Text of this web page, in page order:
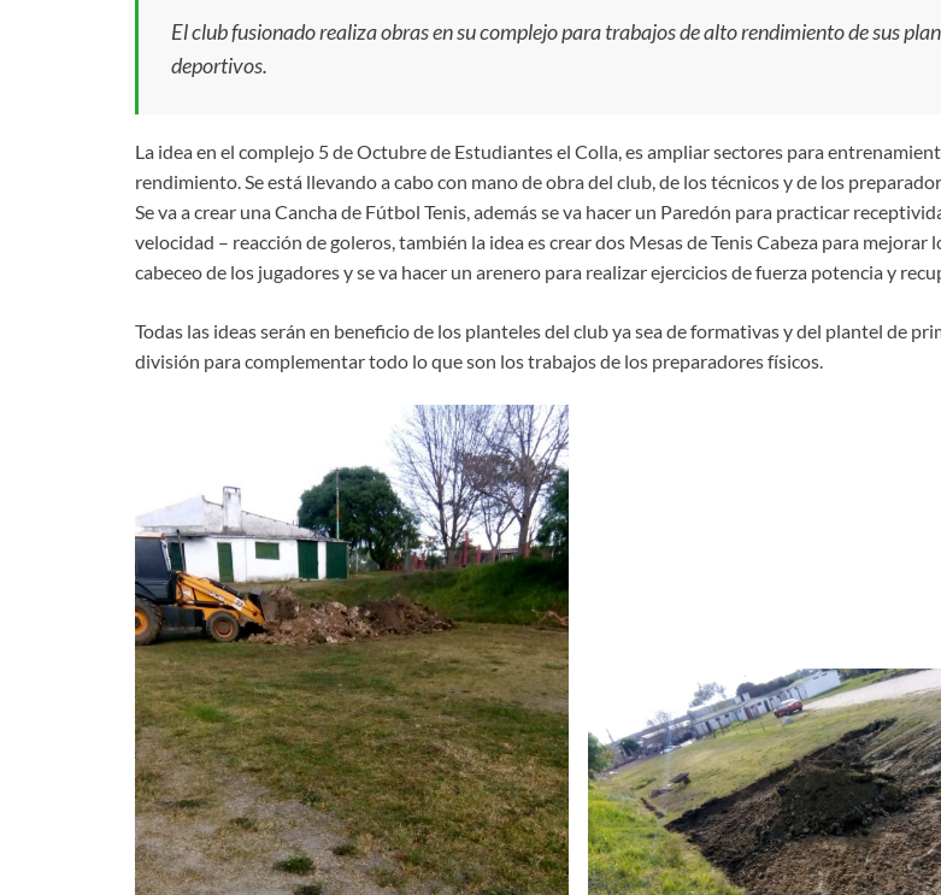
El club fusionado realiza obras en su complejo para trabajos de alto rendimiento de sus
deportivos.
La idea en el complejo 5 de Octubre de Estudiantes el Colla, es ampliar sectores para
rendimiento. Se está llevando a cabo con mano de obra del club, de los técnicos y de los
Se va a crear una Cancha de Fútbol Tenis, además se va hacer un Paredón para practicar
velocidad – reacción de goleros, también la idea es crear dos Mesas de Tenis Cabeza para mejorar
cabeceo de los jugadores y se va hacer un arenero para realizar ejercicios de fuerza potencia y
Todas las ideas serán en beneficio de los planteles del club ya sea de formativas y del plantel de
división para complementar todo lo que son los trabajos de los preparadores físicos.